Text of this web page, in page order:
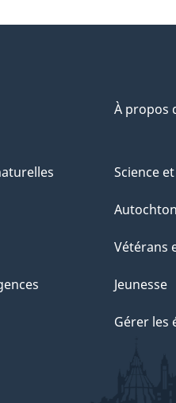
À propos
Science
Vétérans
Jeunesse
Gérer les